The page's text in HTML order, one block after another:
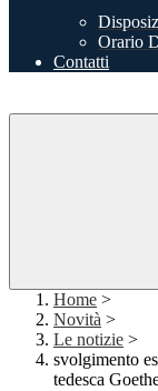
Orario
Contatti
Home >
Novità >
Le notizie >
svolgimento
tedesca